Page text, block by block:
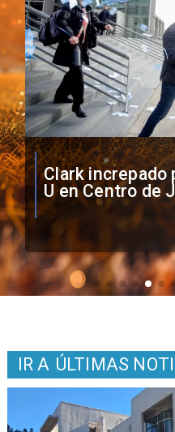
Vozinha firma
Colo como
IR A ÚLTIMAS